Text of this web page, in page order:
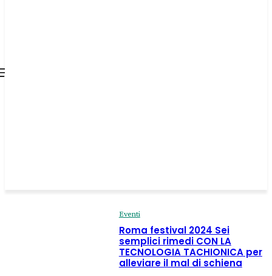
Eventi
Roma festival 2024 Sei
semplici rimedi CON LA
TECNOLOGIA TACHIONICA per
alleviare il mal di schiena